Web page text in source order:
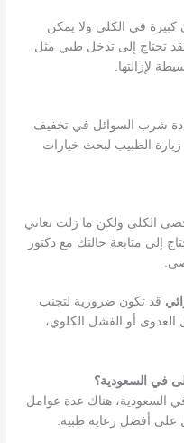
في الكلى ولا يمكن
تحتاج إلى تدخل طبي مثل
لإزالتها.
زيادة شرب السوائل في تخفيف
الطبيب لبحث خيارات
الكلى ولكن ما زلت تعاني
إلى متابعة حالتك مع دكتور
قد تكون ضرورية لتجنب
أو الفشل الكلوي،
في السعودية؟
السعودية، هناك عدة عوامل
على أفضل رعاية طبية: